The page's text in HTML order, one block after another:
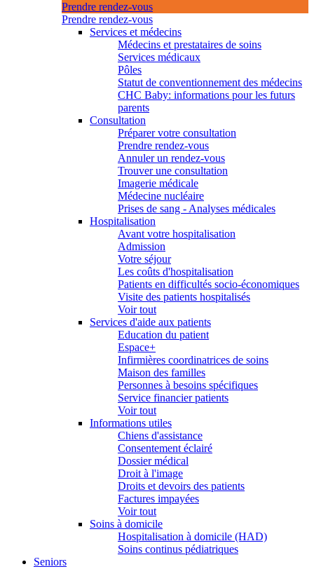
Prendre rendez-vous
Prendre rendez-vous
Services et médecins
Médecins et prestataires de soins
Services médicaux
Pôles
Statut de conventionnement des médecins
CHC Baby: informations pour les futurs
parents
Consultation
Préparer votre consultation
Prendre rendez-vous
Annuler un rendez-vous
Trouver une consultation
Imagerie médicale
Médecine nucléaire
Prises de sang - Analyses médicales
Hospitalisation
Avant votre hospitalisation
Admission
Votre séjour
Les coûts d'hospitalisation
Patients en difficultés socio-économiques
Visite des patients hospitalisés
Voir tout
Services d'aide aux patients
Education du patient
Espace+
Infirmières coordinatrices de soins
Maison des familles
Personnes à besoins spécifiques
Service financier patients
Voir tout
Informations utiles
Chiens d'assistance
Consentement éclairé
Dossier médical
Droit à l'image
Droits et devoirs des patients
Factures impayées
Voir tout
Soins à domicile
Hospitalisation à domicile (HAD)
Soins continus pédiatriques
Seniors